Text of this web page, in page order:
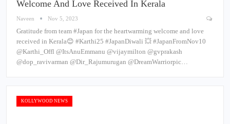
Welcome And Love Received In Kerala
Naveen Nov 5, 2023
Gratitude from team #Japan for the heartwarming welcome and love
received in Kerala😊 #Karthi25 #JapanDiwali 💥 #JapanFromNov10
@Karthi_Offl @ItsAnuEmmanu @vijaymilton @gvprakash
@dop_ravivarman @Dir_Rajumurugan @DreamWarriorpic…
KOLLYWOOD NEWS